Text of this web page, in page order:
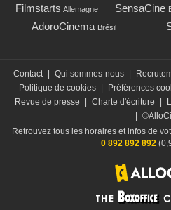
Filmstarts Allemagne SensaCine
AdoroCinema Brésil
Contact Qui sommes-nous
Politique de cookies
Préférences
Revue de presse
Charte d'écriture
Retrouvez tous les horaires et infos de
0 892 892 892